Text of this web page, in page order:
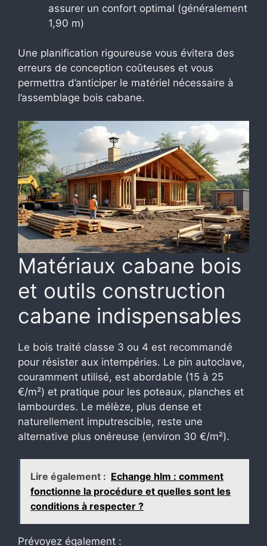
assurer un confort optimal (généralement
1,90 m)
Une planification rigoureuse vous évitera des
erreurs de conception coûteuses et vous
permettra d’anticiper le matériel nécessaire à
l’assemblage bois cabane.
Matériaux cabane bois
et outils construction
cabane indispensables
Le bois traité classe 3 ou 4 est recommandé
pour résister aux intempéries. Le pin autoclave,
couramment utilisé, est abordable (15 à 25
€/m²) et pratique pour les poteaux, planches et
lambourdes. Le mélèze, plus dense et
naturellement imputrescible, reste une
alternative plus onéreuse (environ 30 €/m²).
Lire également : Echange hlm : comment
fonctionne la procédure et quelles sont les
conditions à respecter ?
Prévoyez également :